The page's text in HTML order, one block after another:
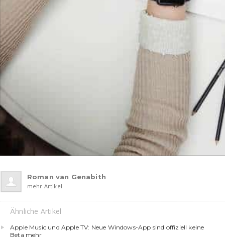
Roman van Genabith
mehr Artikel
Ähnliche Artikel
Apple Music und Apple TV: Neue Windows-App sind offiziell keine
Beta mehr